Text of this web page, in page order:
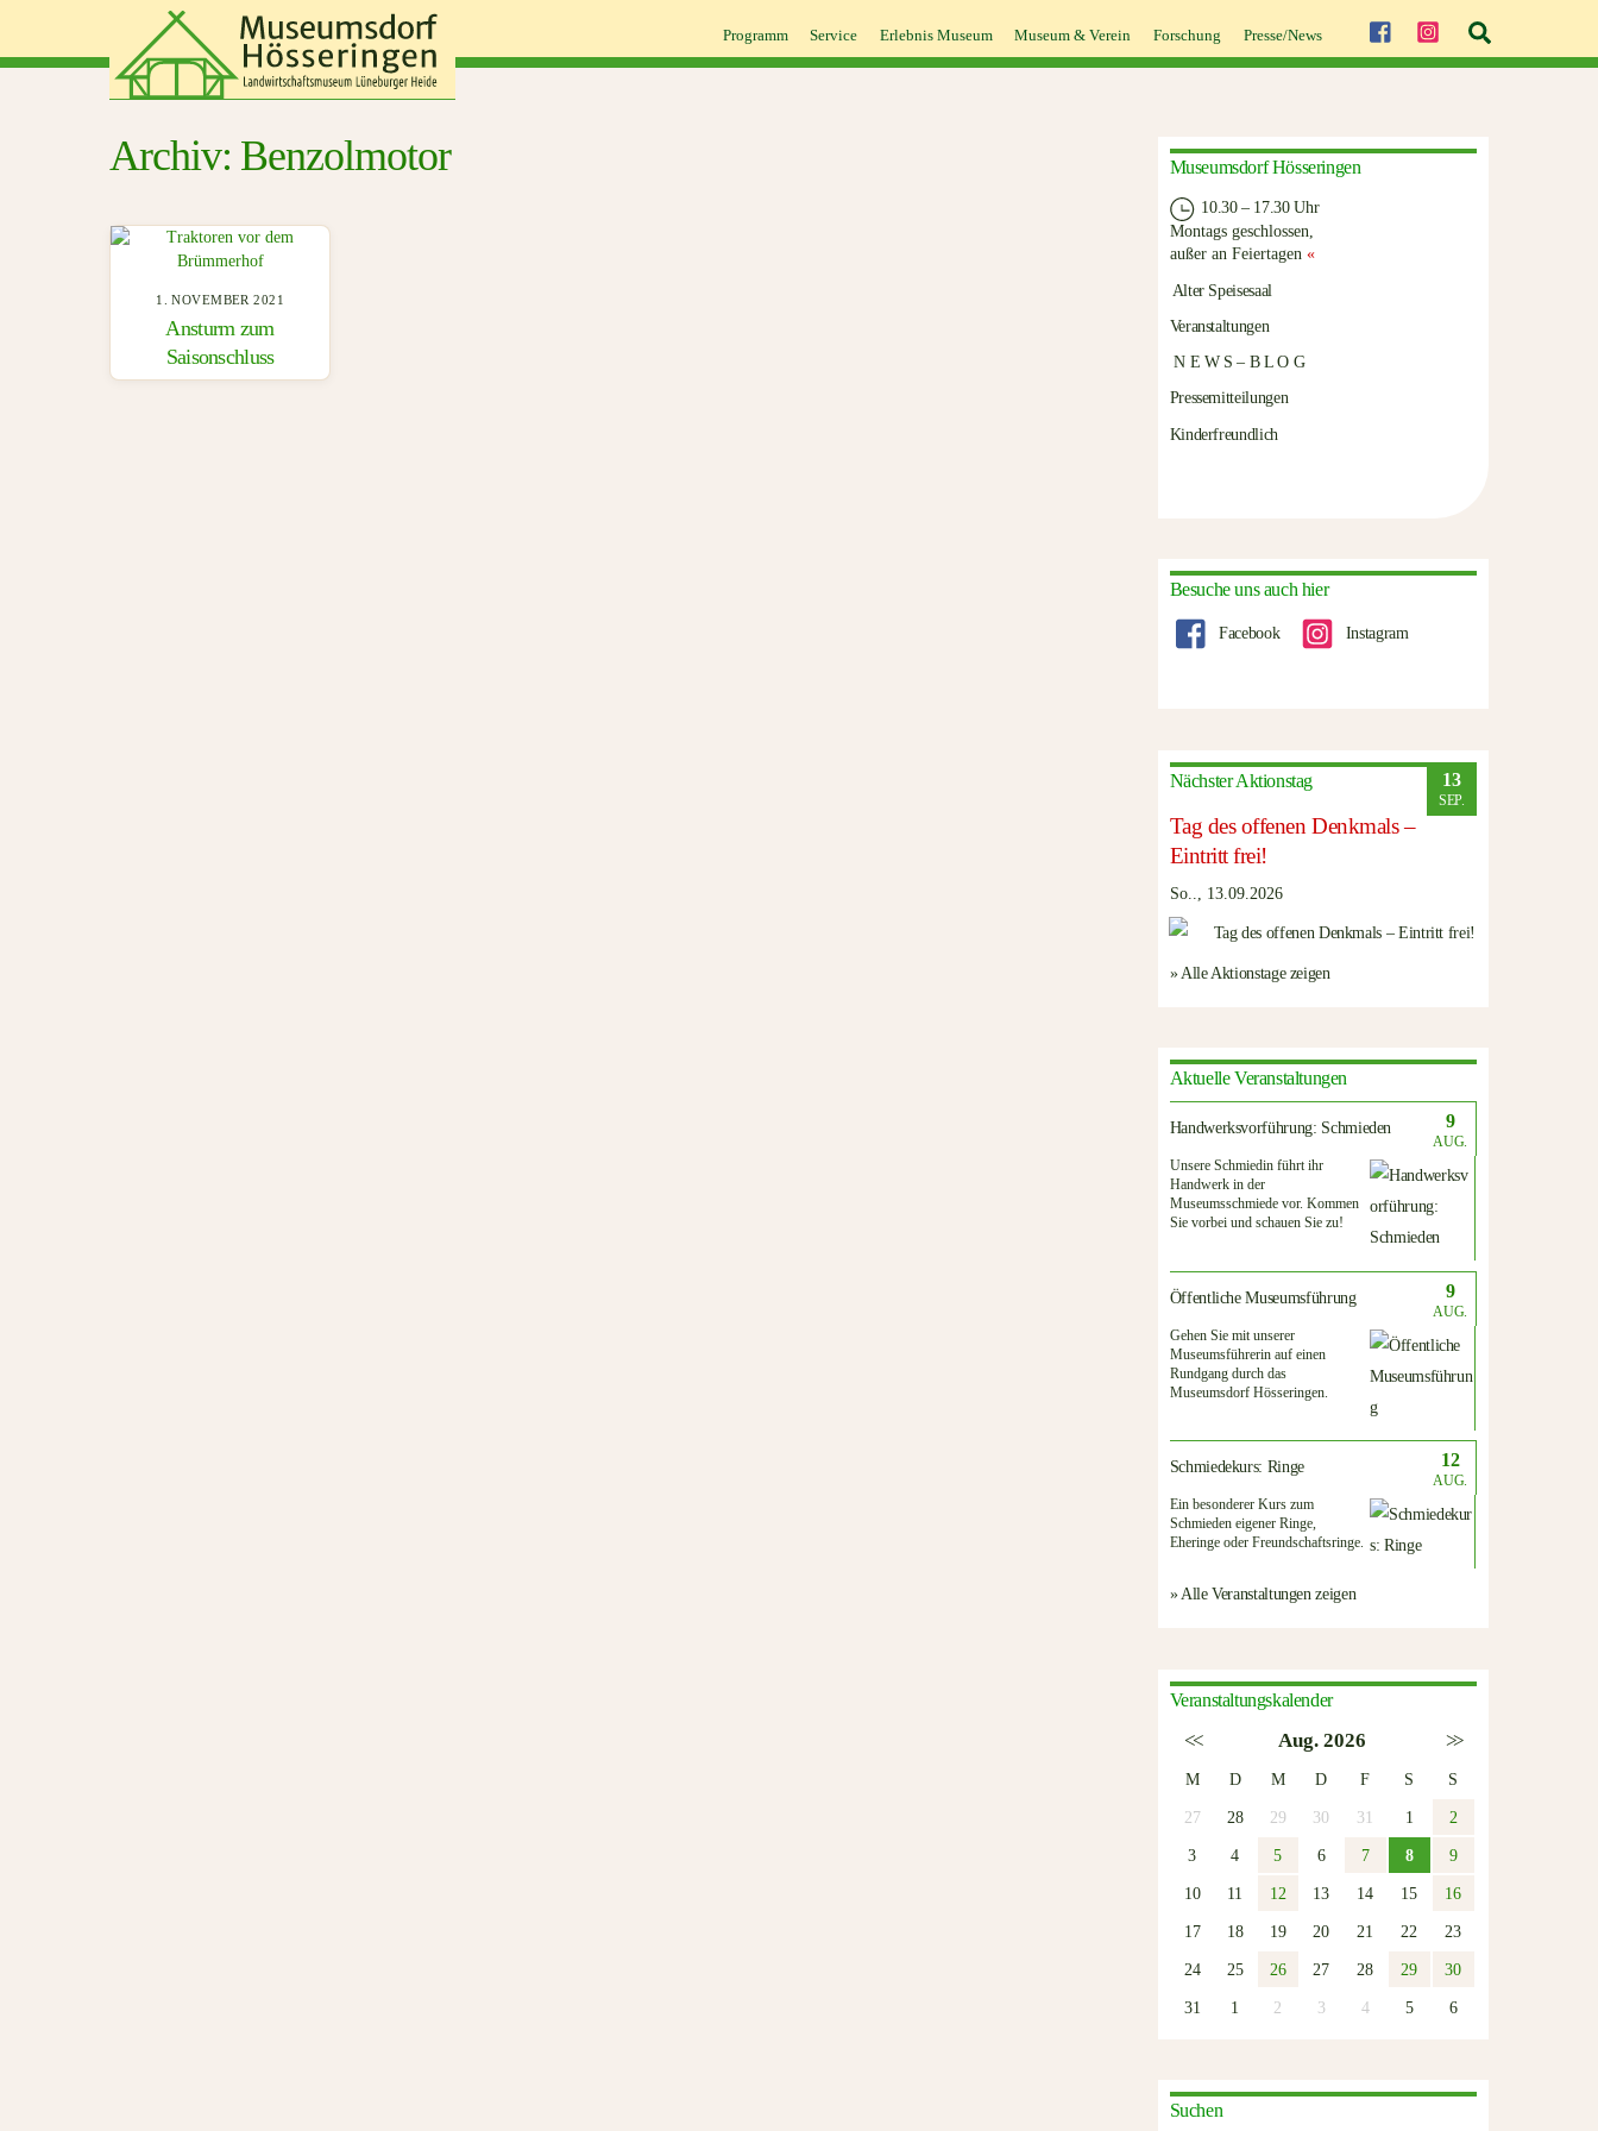
Programm Service Erlebnis Museum Museum & Verein Forschung Presse/News
Benzolmotor
1. NOVEMBER 2021
Ansturm zum
Saisonschluss
Museumsdorf Hösseringen
10.30 – 17.30 Uhr
Montags geschlossen,
außer an Feiertagen «
Alter Speisesaal
Veranstaltungen
N E W S – B L O G
Pressemitteilungen
Kinderfreundlich
Besuche uns auch hier
Facebook Instagram
Nächster Aktionstag 13
SEP.
Tag des offenen Denkmals –
Eintritt frei!
So.., 13.09.2026
» Alle Aktionstage zeigen
Aktuelle Veranstaltungen
Handwerksvorführung: Schmieden 9
AUG.
Unsere Schmiedin führt ihr
Handwerk in der
Museumsschmiede vor. Kommen
Sie vorbei und schauen Sie zu!
Öffentliche Museumsführung 9
AUG.
Gehen Sie mit unserer
Museumsführerin auf einen
Rundgang durch das
Museumsdorf Hösseringen.
Schmiedekurs: Ringe 12
AUG.
Ein besonderer Kurs zum
Schmieden eigener Ringe,
Eheringe oder Freundschaftsringe.
» Alle Veranstaltungen zeigen
Veranstaltungskalender
<< Aug. 2026 >>
M D M D F S
S
27
28 29 30 31 1
2
3
4 5 6 7 8
9
10
11 12 13 14 15
16
17
18 19 20 21 22
23
24
25 26 27 28 29
30
31
1 2 3 4 5 6
Suchen